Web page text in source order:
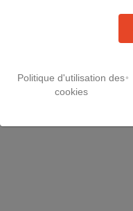
Politique d'utilisation des
cookies
•